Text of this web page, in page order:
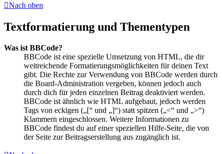
Nach oben
Textformatierung und Thementypen
Was ist BBCode?
BBCode ist eine spezielle Umsetzung von HTML, die dir
weitreichende Formatierungsmöglichkeiten für deinen Text
gibt. Die Rechte zur Verwendung von BBCode werden durch
die Board-Administration vergeben, können jedoch auch
durch dich für jeden einzelnen Beitrag deaktiviert werden.
BBCode ist ähnlich wie HTML aufgebaut, jedoch werden
Tags von eckigen („[“ und „]“) statt spitzen („<“ und „>“)
Klammern eingeschlossen. Weitere Informationen zu
BBCode findest du auf einer speziellen Hilfe-Seite, die von
der Seite zur Beitragserstellung aus zugänglich ist.